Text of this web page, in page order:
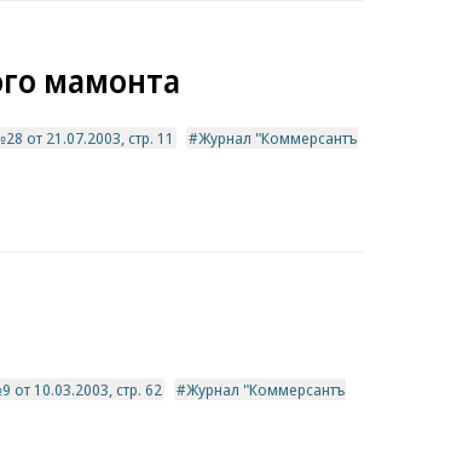
мамонта
от 21.07.2003, стр. 11
Журнал "Коммерсантъ
10.03.2003, стр. 62
Журнал "Коммерсантъ